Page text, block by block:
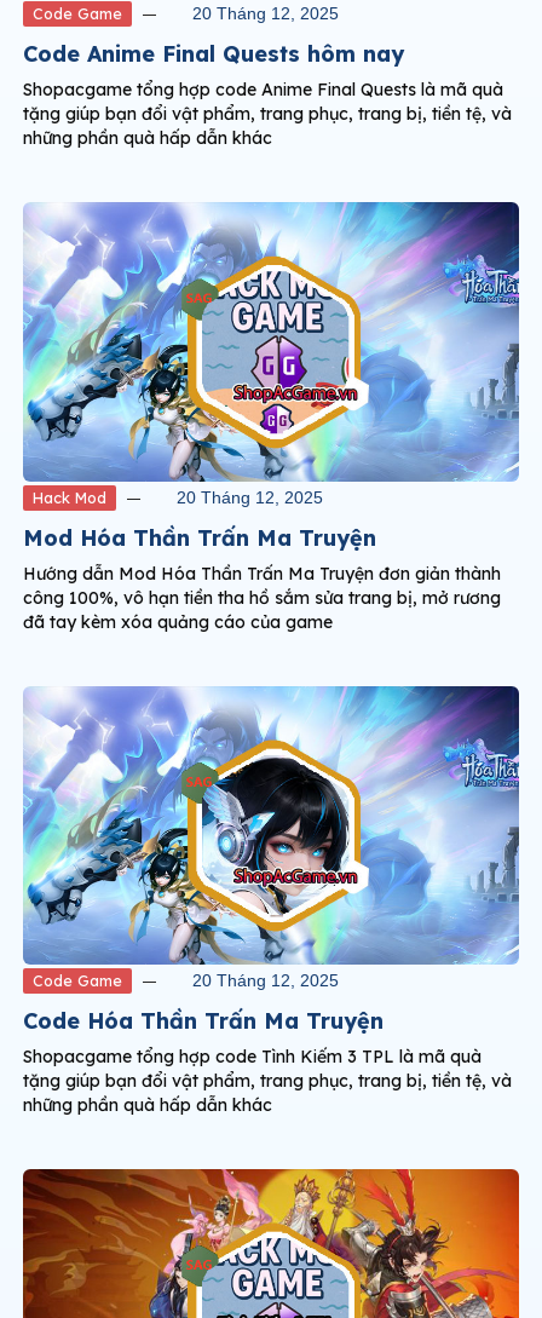
Code Game 20 Tháng 12, 2025
Code Anime Final Quests hôm nay
Shopacgame tổng hợp code Anime Final Quests là mã quà
tặng giúp bạn đổi vật phẩm, trang phục, trang bị, tiền tệ, và
những phần quà hấp dẫn khác
Hack Mod 20 Tháng 12, 2025
Mod Hóa Thần Trấn Ma Truyện
Hướng dẫn Mod Hóa Thần Trấn Ma Truyện đơn giản thành
công 100%, vô hạn tiền tha hồ sắm sửa trang bị, mở rương
đã tay kèm xóa quảng cáo của game
Code Game 20 Tháng 12, 2025
Code Hóa Thần Trấn Ma Truyện
Shopacgame tổng hợp code Tình Kiếm 3 TPL là mã quà
tặng giúp bạn đổi vật phẩm, trang phục, trang bị, tiền tệ, và
những phần quà hấp dẫn khác